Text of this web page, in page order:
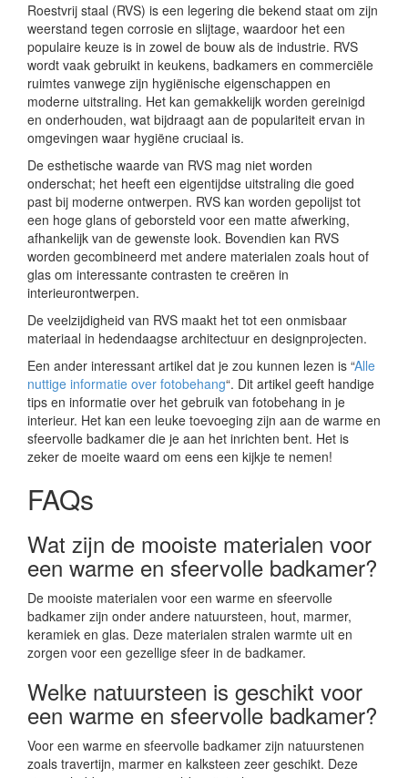
Roestvrij staal (RVS) is een legering die bekend staat om zijn
weerstand tegen corrosie en slijtage, waardoor het een
populaire keuze is in zowel de bouw als de industrie. RVS
wordt vaak gebruikt in keukens, badkamers en commerciële
ruimtes vanwege zijn hygiënische eigenschappen en
moderne uitstraling. Het kan gemakkelijk worden gereinigd
en onderhouden, wat bijdraagt aan de populariteit ervan in
omgevingen waar hygiëne cruciaal is.
De esthetische waarde van RVS mag niet worden
onderschat; het heeft een eigentijdse uitstraling die goed
past bij moderne ontwerpen. RVS kan worden gepolijst tot
een hoge glans of geborsteld voor een matte afwerking,
afhankelijk van de gewenste look. Bovendien kan RVS
worden gecombineerd met andere materialen zoals hout of
glas om interessante contrasten te creëren in
interieurontwerpen.
De veelzijdigheid van RVS maakt het tot een onmisbaar
materiaal in hedendaagse architectuur en designprojecten.
Een ander interessant artikel dat je zou kunnen lezen is “Alle
nuttige informatie over fotobehang“. Dit artikel geeft handige
tips en informatie over het gebruik van fotobehang in je
interieur. Het kan een leuke toevoeging zijn aan de warme en
sfeervolle badkamer die je aan het inrichten bent. Het is
zeker de moeite waard om eens een kijkje te nemen!
FAQs
Wat zijn de mooiste materialen voor
een warme en sfeervolle badkamer?
De mooiste materialen voor een warme en sfeervolle
badkamer zijn onder andere natuursteen, hout, marmer,
keramiek en glas. Deze materialen stralen warmte uit en
zorgen voor een gezellige sfeer in de badkamer.
Welke natuursteen is geschikt voor
een warme en sfeervolle badkamer?
Voor een warme en sfeervolle badkamer zijn natuurstenen
zoals travertijn, marmer en kalksteen zeer geschikt. Deze